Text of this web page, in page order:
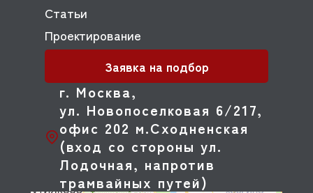
г. Москва,
ул. Новопоселковая 6/217,
офис 202 м.Сходненская
(вход со стороны ул.
Лодочная, напротив
трамвайных путей)
Статьи
Проектирование
Заявка на подбор